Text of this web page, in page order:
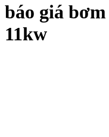
báo giá
11kw